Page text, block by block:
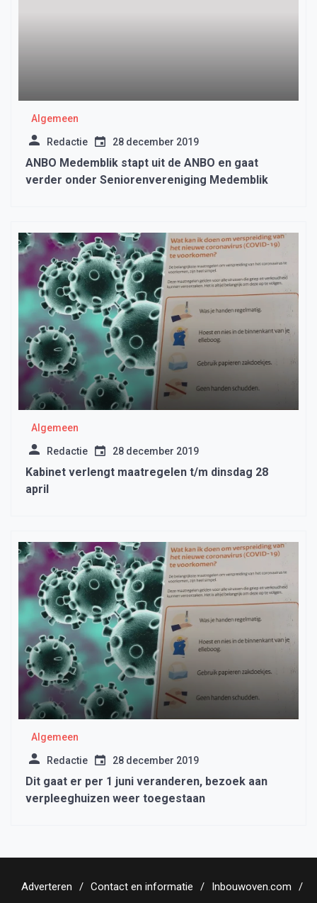
Algemeen
Redactie 28 december 2019
ANBO Medemblik stapt uit de ANBO en gaat
verder onder Seniorenvereniging Medemblik
Algemeen
Redactie 28 december 2019
Kabinet verlengt maatregelen t/m dinsdag 28
april
Algemeen
Redactie 28 december 2019
Dit gaat er per 1 juni veranderen, bezoek aan
verpleeghuizen weer toegestaan
Adverteren Contact en informatie Inbouwoven.com